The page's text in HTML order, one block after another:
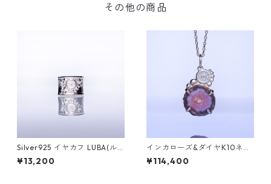
その他の商品
Silver925 イヤカフ LUBA(ル
バ)
¥13,200
インカローズ&ダイヤK10ネッ
クレス ONK(オンク) [O003]
¥114,400